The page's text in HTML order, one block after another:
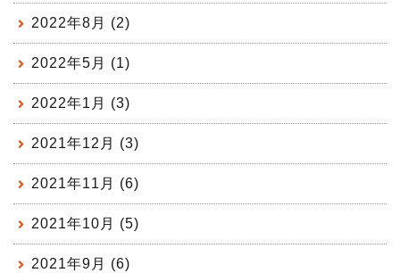
2022年8月 (2)
2022年5月 (1)
2022年1月 (3)
2021年12月 (3)
2021年11月 (6)
2021年10月 (5)
2021年9月 (6)